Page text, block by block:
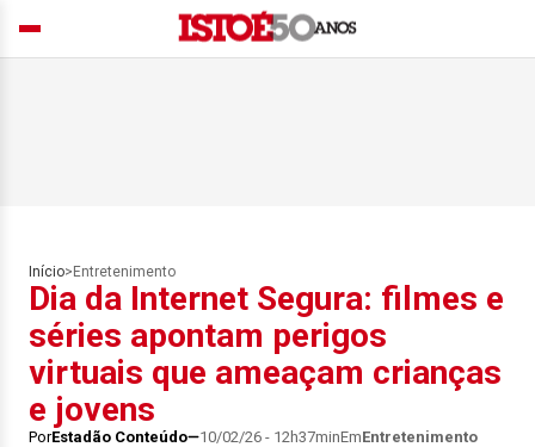
Início> Entretenimento
Dia da Internet Segura: filmes e
séries apontam perigos
virtuais que ameaçam crianças
e jovens
PorEstadão Conteúdo 10/02/26 - 12h37minEmEntretenimento